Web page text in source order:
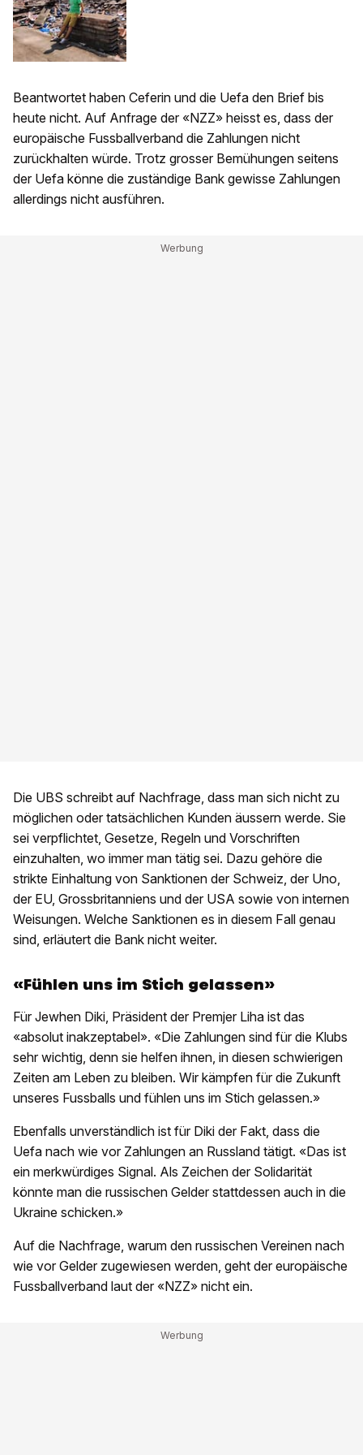
Beantwortet haben Ceferin und die Uefa den Brief bis
heute nicht. Auf Anfrage der «NZZ» heisst es, dass der
europäische Fussballverband die Zahlungen nicht
zurückhalten würde. Trotz grosser Bemühungen seitens
der Uefa könne die zuständige Bank gewisse Zahlungen
allerdings nicht ausführen.
Die UBS schreibt auf Nachfrage, dass man sich nicht zu
möglichen oder tatsächlichen Kunden äussern werde. Sie
sei verpflichtet, Gesetze, Regeln und Vorschriften
einzuhalten, wo immer man tätig sei. Dazu gehöre die
strikte Einhaltung von Sanktionen der Schweiz, der Uno,
der EU, Grossbritanniens und der USA sowie von internen
Weisungen. Welche Sanktionen es in diesem Fall genau
sind, erläutert die Bank nicht weiter.
«Fühlen uns im Stich gelassen»
Für Jewhen Diki, Präsident der Premjer Liha ist das
«absolut inakzeptabel». «Die Zahlungen sind für die Klubs
sehr wichtig, denn sie helfen ihnen, in diesen schwierigen
Zeiten am Leben zu bleiben. Wir kämpfen für die Zukunft
unseres Fussballs und fühlen uns im Stich gelassen.»
Ebenfalls unverständlich ist für Diki der Fakt, dass die
Uefa nach wie vor Zahlungen an Russland tätigt. «Das ist
ein merkwürdiges Signal. Als Zeichen der Solidarität
könnte man die russischen Gelder stattdessen auch in die
Ukraine schicken.»
Auf die Nachfrage, warum den russischen Vereinen nach
wie vor Gelder zugewiesen werden, geht der europäische
Fussballverband laut der «NZZ» nicht ein.